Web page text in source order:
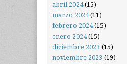
abril 2024(15)
marzo 2024(11)
febrero 2024(15)
enero 2024(15)
diciembre 2023 (15)
noviembre 2023 (19)